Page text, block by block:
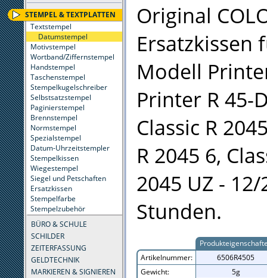
STEMPEL & TEXTPLATTEN
Textstempel
Datumstempel
Motivstempel
Wortband/Ziffernstempel
Handstempel
Taschenstempel
Stempelkugelschreiber
Selbstsatzstempel
Paginierstempel
Brennstempel
Normstempel
Spezialstempel
Datum-Uhrzeitstempler
Stempelkissen
Wiegestempel
Siegel und Petschaften
Ersatzkissen
Stempelfarbe
Stempelzubehör
BÜRO & SCHULE
SCHILDER
ZEITERFASSUNG
GELDTECHNIK
MARKIEREN & SIGNIEREN
Original
Ersatzkissen
Modell
Printer R 45-
Classic R
R 2045 6,
2045 UZ - 12/
Stunden.
Artikelnummer:
6506R4505
Gewicht:
5g